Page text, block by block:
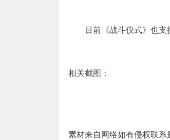
目前《战斗仪式》也
相关截图：
素材来自网络如有侵权联系